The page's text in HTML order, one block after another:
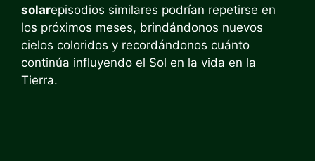
solarepisodios similares podrían repetirse en
los próximos meses, brindándonos nuevos
cielos coloridos y recordándonos cuánto
continúa influyendo el Sol en la vida en la
Tierra.